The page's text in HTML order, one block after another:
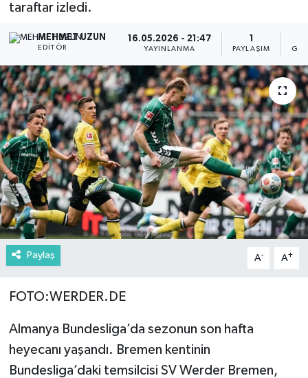
taraftar izledi.
MEHMET UZUN
EDITÖR
16.05.2026 - 21:47
YAYINLANMA PAYLAŞIM
Paylaş A- A+
FOTO:WERDER.DE
Almanya Bundesliga’da sezonun son hafta
heyecanı yaşandı. Bremen kentinin
Bundesliga’daki temsilcisi SV Werder Bremen,